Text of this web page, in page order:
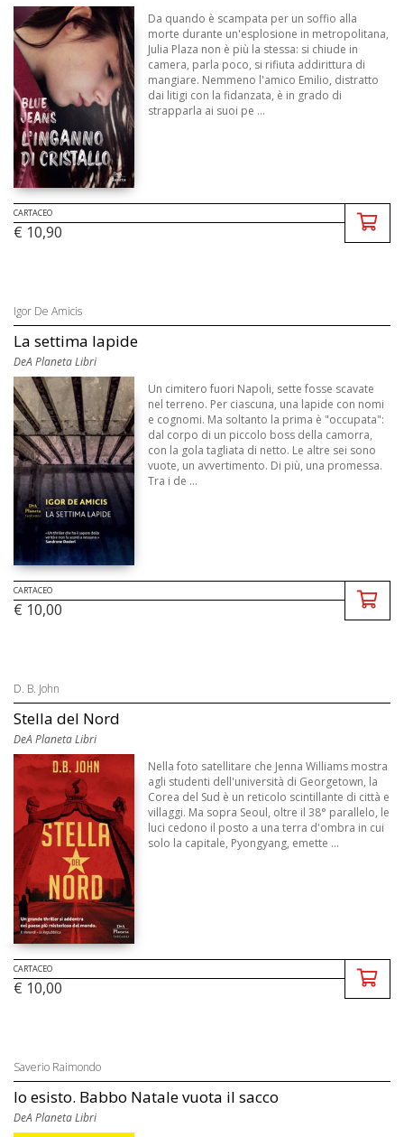
Da quando è scampata per un soffio alla
morte durante un'esplosione in metropolitana,
Julia Plaza non è più la stessa: si chiude in
camera, parla poco, si rifiuta addirittura di
mangiare. Nemmeno l'amico Emilio, distratto
dai litigi con la fidanzata, è in grado di
strapparla ai suoi pe ...
CARTACEO
€ 10,90
Igor De Amicis
La settima lapide
DeA Planeta Libri
Un cimitero fuori Napoli, sette fosse scavate
nel terreno. Per ciascuna, una lapide con nomi
e cognomi. Ma soltanto la prima è "occupata":
dal corpo di un piccolo boss della camorra,
con la gola tagliata di netto. Le altre sei sono
vuote, un avvertimento. Di più, una promessa.
Tra i de ...
CARTACEO
€ 10,00
D. B. John
Stella del Nord
DeA Planeta Libri
Nella foto satellitare che Jenna Williams mostra
agli studenti dell'università di Georgetown, la
Corea del Sud è un reticolo scintillante di città e
villaggi. Ma sopra Seoul, oltre il 38° parallelo, le
luci cedono il posto a una terra d'ombra in cui
solo la capitale, Pyongyang, emette ...
CARTACEO
€ 10,00
Saverio Raimondo
Io esisto. Babbo Natale vuota il sacco
DeA Planeta Libri